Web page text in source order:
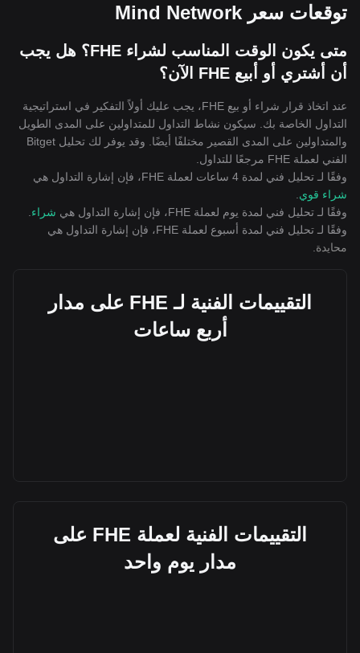
توقعات سعر Mind Network
متى يكون الوقت المناسب لشراء FHE؟ هل يجب
أن أشتري أو أبيع FHE الآن؟
عند اتخاذ قرار شراء أو بيع FHE، يجب عليك أولاً التفكير في استراتيجية
التداول الخاصة بك. سيكون نشاط التداول للمتداولين على المدى الطويل
والمتداولين على المدى القصير مختلفًا أيضًا. وقد يوفر لك تحليل Bitget
الفني لعملة FHE مرجعًا للتداول.
وفقًا لـ تحليل فني لمدة 4 ساعات لعملة FHE، فإن إشارة التداول هي
شراء قوي
وفقًا لـ تحليل فني لمدة يوم لعملة FHE، فإن إشارة التداول هي
شراء
وفقًا لـ تحليل فني لمدة أسبوع لعملة FHE، فإن إشارة التداول هي
محايدة
التقييمات الفنية لـ FHE على مدار
أربع ساعات
التقييمات الفنية لعملة FHE على
مدار يوم واحد